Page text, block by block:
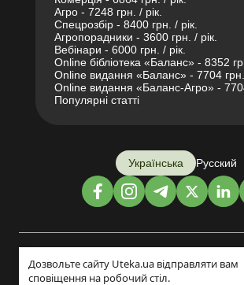
Дозвольте сайту Uteka.ua відправляти вам
сповіщення на робочий стіл.
Агро - 7248 грн. / рік.
Спецрозбір - 8400 грн. / рік.
Агропорадники - 3600 грн. / рік.
Вебінари - 6000 грн. / рік.
Online бібліотека «Баланс» - 8352
Online видання «Баланс» - 7704 грн.
Online видання «Баланс-Агро» -
Популярні статті
Українська Русский
Дизайн і розробка: